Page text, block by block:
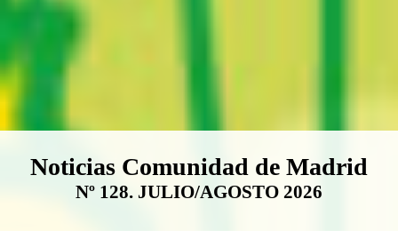
Boletín Noticias Comunidad de
Noticias Comunidad de Madrid
Nº 128. JULIO/AGOSTO 2026